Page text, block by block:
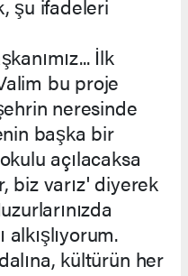
İlk
bu proje
neresinde
başka bir
açılacaksa
biz varız' diyerek
alkışlıyorum.
kültürün her